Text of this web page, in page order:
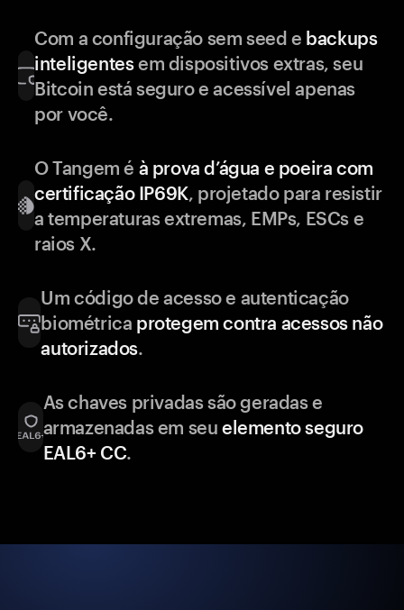
Com a configuração sem seed e backups
inteligentesem dispositivos extras, seu
Bitcoin está seguro e acessível apenas
por você.
O Tangem é à prova d’água e poeira com
certificação IP69K, projetado para resistir
a temperaturas extremas, EMPs, ESCs e
raios X.
Um código de acesso e autenticação
biométrica protegem contra acessos não
autorizados.
As chaves privadas são geradas e
armazenadas em seu elemento seguro
EAL6+ CC.